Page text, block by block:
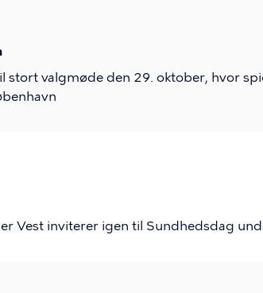
stort valgmøde den 29. oktober, hvor
Vest inviterer igen til Sundhedsdag